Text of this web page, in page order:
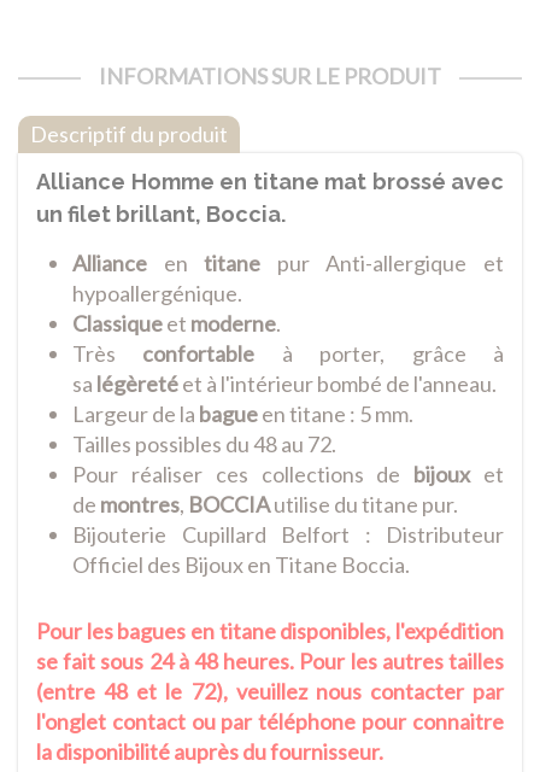
INFORMATIONSSUR LE PRODUIT
Descriptif du produit
Alliance Homme en titane mat brossé avec
un filet brillant, Boccia.
Alliance entitane pur Anti-allergique et
hypoallergénique.
Classiqueet moderne.
Très confortable à porter, grâce à
sa légèretéet à l'intérieur bombé de l'anneau.
Largeur de la bagueen titane : 5 mm.
Tailles possibles du 48 au 72.
Pour réaliser ces collections de bijouxet
de montres, BOCCIAutilise du titane pur.
Bijouterie Cupillard Belfort : Distributeur
Officiel des Bijoux en Titane Boccia.
Pour les bagues en titane disponibles, l'expédition
se fait sous 24 à 48 heures. Pour les autres tailles
(entre 48 et le 72), veuillez nous contacter par
l'onglet contact ou par téléphone pour connaitre
la disponibilité auprès du fournisseur.